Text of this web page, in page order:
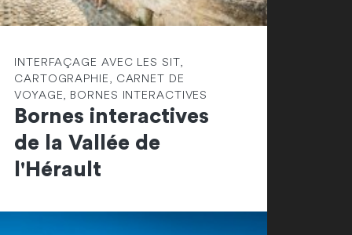
INTERFAÇAGE AVEC LES SIT,
CARTOGRAPHIE, CARNET DE
VOYAGE, BORNES INTERACTIVES
Bornes interactives
de la Vallée de
l'Hérault